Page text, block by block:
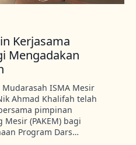
Kerjasama
Mengadakan
Mudarasah ISMA Mesir
Ahmad Khalifah telah
pimpinan
Mesir (PAKEM) bagi
Program Dars…